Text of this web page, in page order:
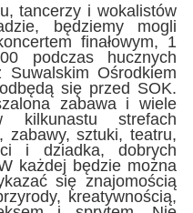
tancerzy i wokalistów
będziemy mogli
finałowym, 1
podczas hucznych
Ośrodkiem
się przed SOK.
zabawa i wiele
kilkunastu strefach
zabawy, sztuki, teatru,
i dziadka, dobrych
każdej będzie można
się znajomością
kreatywnością,